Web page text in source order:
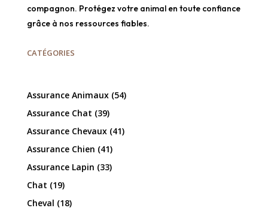
compagnon. Protégez votre animal en toute confiance
grâce à nos ressources fiables.
CATÉGORIES
Assurance Animaux(54)
Assurance Chat (39)
Assurance Chevaux(41)
Assurance Chien (41)
Assurance Lapin (33)
Chat (19)
Cheval (18)